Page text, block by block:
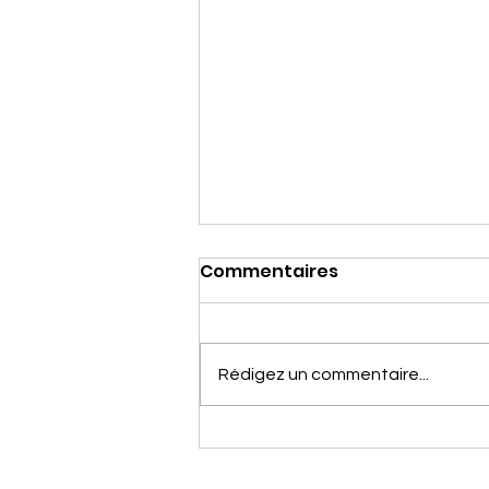
27 Juin 2026, La Team du
Commentaires
Rédigez un commentaire...